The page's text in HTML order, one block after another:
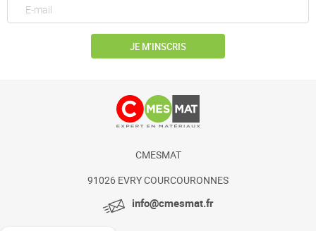
JE M’INSCRIS
CMESMAT
91026 EVRY COURCOURONNES
info@cmesmat.fr